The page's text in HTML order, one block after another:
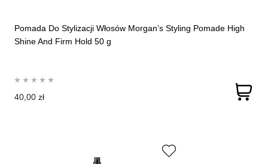
Pomada Do Stylizacji Włosów Morgan’s Styling Pomade High
Shine And Firm Hold 50 g
40,00 zł